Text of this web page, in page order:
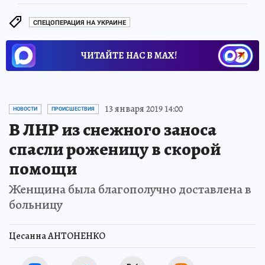
СПЕЦОПЕРАЦИЯ НА УКРАИНЕ
ЧИТАЙТЕ НАС В МАХ!
НОВОСТИ ПРОИСШЕСТВИЯ 13 января 2019 14:00
В ЛНР из снежного заноса
спасли роженицу в скорой
помощи
Женщина была благополучно доставлена в
больницу
Цесанна АНТОНЕНКО